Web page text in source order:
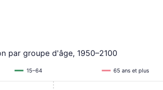
par groupe d'âge, 1950–2100
15–64 65 ans et plus